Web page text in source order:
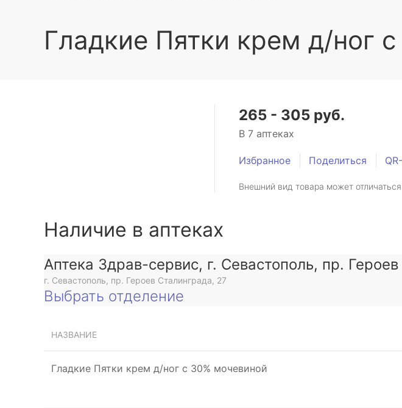
Гладкие Пятки крем д/ног
265 - 305 руб.
В 7 аптеках
Избранное Поделиться
Внешний вид товара может
Наличие в аптеках
Аптека Здрав-сервис, г. Севастополь, пр.
г. Севастополь, пр. Героев Сталинграда, 27
Выбрать отделение
НАЗВАНИЕ
Гладкие Пятки крем д/ног с 30% мочевиной